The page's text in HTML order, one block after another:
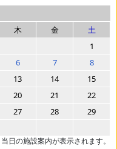
木 金
土
1
6 7
8
13 14
15
20 21
22
27 28
29
日の施設案内が表示されます。